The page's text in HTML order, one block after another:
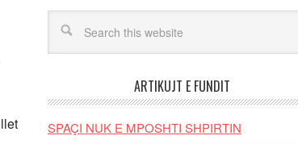
ARTIKUJT E FUNDIT
SPAÇI NUK E MPOSHTI SHPIRTIN